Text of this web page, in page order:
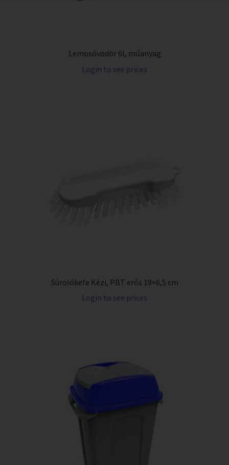
Lemosóvödör 6l, műanyag
Login to see prices
Súrolókefe Kézi, PBT erős 19×6,5 cm
Login to see prices